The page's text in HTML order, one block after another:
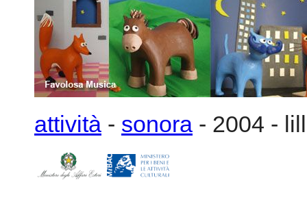
attività - sonora - 2004 -